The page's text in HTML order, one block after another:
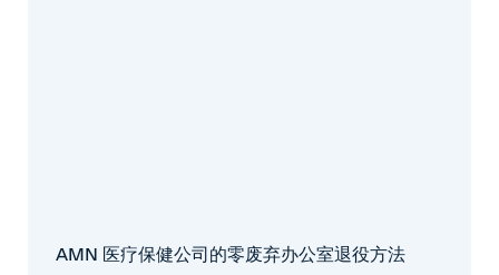
AMN 医疗保健公司的零废弃办公室退役方法